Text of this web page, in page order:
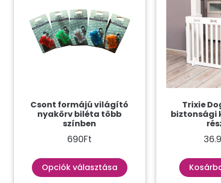
Csont formájú világító
nyakörv biléta több
színben
690Ft
Opciók választása
Trixie
biztonsági